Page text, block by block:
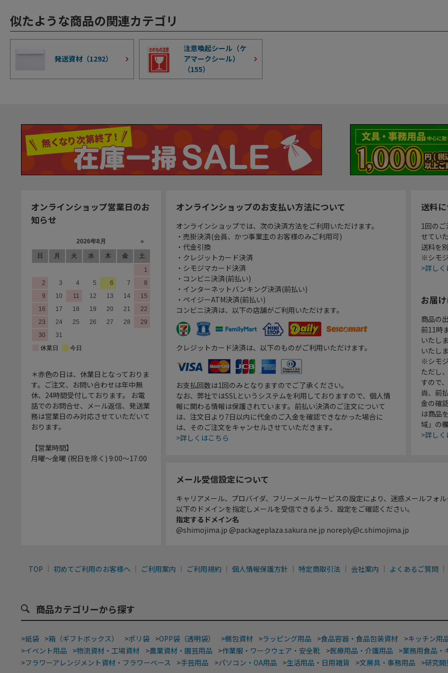
似たような商品の関連カテゴリ
発送資材（1292）
注意喚起シール（ケ
アマークシール）
（155）
オンラインショップ営業日のお
知らせ
＊赤色の日は、休業日となっておりま
す。ご注文、お問い合わせは年中無
休、24時間受付しております。 お電
話でのお問合せ、メール返信、発送業
務は営業日のみ対応させていただいて
おります。
【営業時間】
月曜～金曜 (祝日を除く) 9:00～17:00
オンラインショップのお支払い方法について
オンラインショップでは、次の決済方法をご利用いただけます。
・売掛決済(会員、かつ事業主のお客様のみご利用可)
・代金引換
・クレジットカード決済
・シモジマカード決済
・コンビニ決済(前払い)
・インターネットバンキング決済(前払い)
・ペイジーATM決済(前払い)
コンビニ決済は、以下の店舗がご利用いただけます。
クレジットカード決済は、以下のものがご利用いただけます。
お支払回数は1回のみとなりますのでご了承ください。
なお、弊社ではSSLというシステムを利用しておりますので、個人情
報に関わる情報は保護されています。前払い決済のご注文について
は、注文日より7日以内に代金のご入金を確認できなかった場合に
は、そのご注文をキャンセルさせていただきます。
>詳しくはこちら
送料
1回の
せてい
送料を
※シモ
>詳し
お届
商品の
前11時
いたし
いたし
※シモ
ただし
すので
尚、前
金の確
は商品
域」の
>詳し
メール受信設定について
キャリアメール、プロバイダ、フリーメールサービスの設定により、迷惑メールフォ
以下のドメインを指定しメールを受信できるよう、設定をご確認ください。
指定するドメイン名
@shimojima.jp @packageplaza.sakura.ne.jp noreply@c.shimojima.jp
TOP 初めてご利用のお客様へ ご利用案内 ご利用規約 個人情報保護方針 特定商取引法 会社案内 よくあるご質問
商品カテゴリーから探す
>紙袋 >箱（ギフトボックス） >ポリ袋 >OPP袋（透明袋） >梱包資材 >ラッピング用品 >食品容器・食品包装資材 >キッチン用
>イベント用品 >物流資材・工場資材 >農業資材・園芸用品 >作業服・ワークウェア・安全靴 >医療用品・介護用品 >業務用食品・
>フラワーアレンジメント資材・フラワーベース >手芸用品 >パソコン・OA用品 >生活用品・日用雑貨 >文房具・事務用品 >研究開